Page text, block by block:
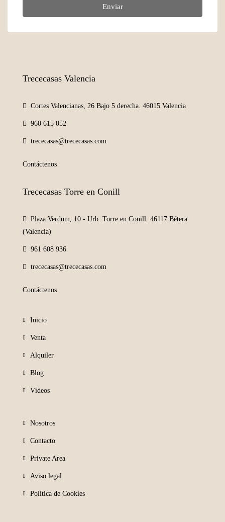
Enviar
Trececasas Valencia
Cortes Valencianas, 26 Bajo 5 derecha. 46015 Valencia
960 615 052
trececasas@trececasas.com
Contáctenos
Trececasas Torre en Conill
Plaza Verdum, 10 - Urb. Torre en Conill. 46117 Bétera
(Valencia)
961 608 936
trececasas@trececasas.com
Contáctenos
Inicio
Venta
Alquiler
Blog
Vídeos
Nosotros
Contacto
Private Area
Aviso legal
Política de Cookies